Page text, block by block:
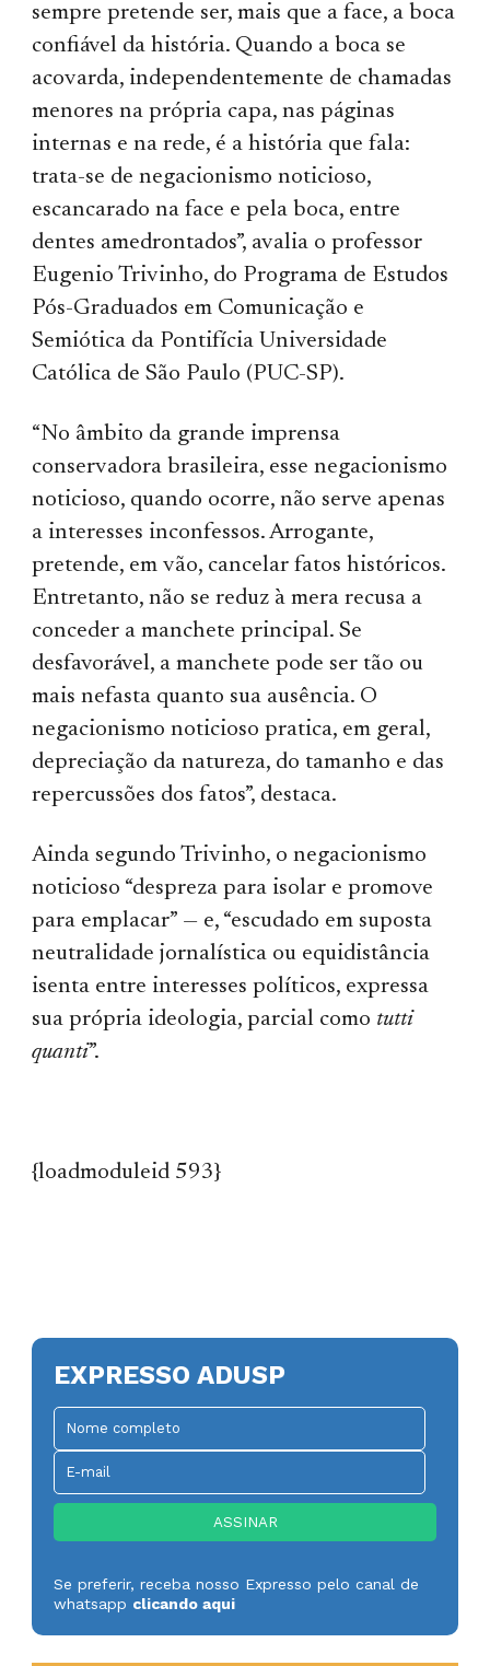
sempre pretende ser, mais que a face, a boca
confiável da história. Quando a boca se
acovarda, independentemente de chamadas
menores na própria capa, nas páginas
internas e na rede, é a história que fala:
trata-se de negacionismo noticioso,
escancarado na face e pela boca, entre
dentes amedrontados”, avalia o professor
Eugenio Trivinho, do Programa de Estudos
Pós-Graduados em Comunicação e
Semiótica da Pontifícia Universidade
Católica de São Paulo (PUC-SP).
“No âmbito da grande imprensa
conservadora brasileira, esse negacionismo
noticioso, quando ocorre, não serve apenas
a interesses inconfessos. Arrogante,
pretende, em vão, cancelar fatos históricos.
Entretanto, não se reduz à mera recusa a
conceder a manchete principal. Se
desfavorável, a manchete pode ser tão ou
mais nefasta quanto sua ausência. O
negacionismo noticioso pratica, em geral,
depreciação da natureza, do tamanho e das
repercussões dos fatos”, destaca.
Ainda segundo Trivinho, o negacionismo
noticioso “despreza para isolar e promove
para emplacar” — e, “escudado em suposta
neutralidade jornalística ou equidistância
isenta entre interesses políticos, expressa
sua própria ideologia, parcial como tutti
quanti”.
{loadmoduleid 593}
EXPRESSO ADUSP
Se preferir, receba nosso Expresso pelo canal de
whatsapp clicando aqui